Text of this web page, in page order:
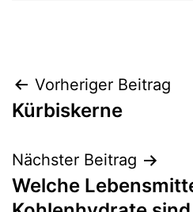
Vorheriger Beitrag
Kürbiskerne
Nächster Beitrag
Welche